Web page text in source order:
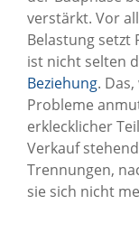
verstärkt. Vor
Belastung setzt
ist nicht selten
Beziehung.
Probleme
erklecklicher
Verkauf
Trennungen,
sie sich nicht